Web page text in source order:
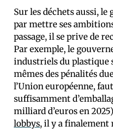
Sur les déchets aussi,
par mettre ses
passage, il se prive de
Par exemple, le
industriels du plastique
mêmes des pénalités
l’Union européenne,
suffisamment
milliard d’euros en
lobbys, il y a finalement